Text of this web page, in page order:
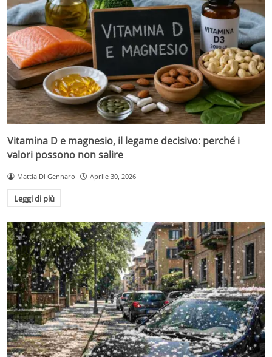
Vitamina D e magnesio, il legame decisivo: perché i
valori possono non salire
Mattia Di Gennaro Aprile 30, 2026
Leggi di più